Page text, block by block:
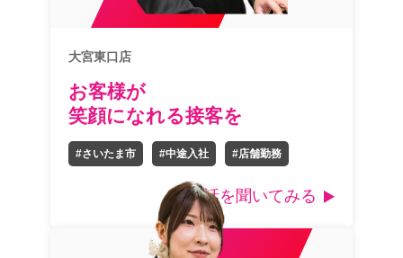
大宮東口店
お客様が
笑顔になれる接客を
#さいたま市 #中途入社 #店舗勤務
話を聞いてみる